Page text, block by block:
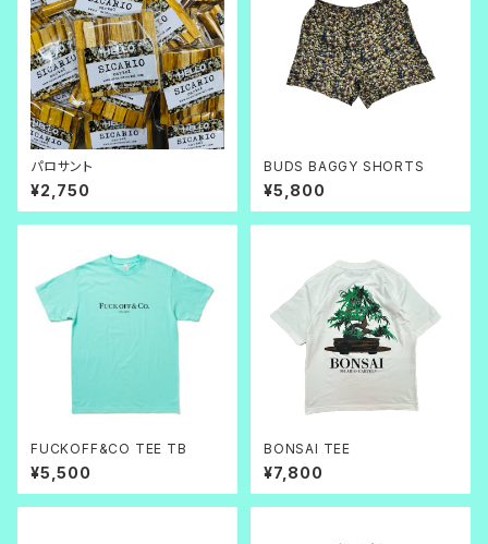
パロサント
¥2,750
BUDS BAGGY SHORTS
¥5,800
FUCKOFF&CO TEE TB
¥5,500
BONSAI TEE
¥7,800